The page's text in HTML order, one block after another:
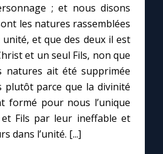
; et nous disons
les natures rassemblées
et que des deux il est
et un seul Fils, non que
natures ait été supprimée
plutôt parce que la divinité
formé pour nous l’unique
Fils par leur ineffable et
dans l’unité. [...]